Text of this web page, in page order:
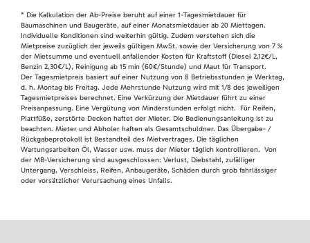
* Die Kalkulation der Ab-Preise beruht auf einer 1-Tagesmietdauer für
Baumaschinen und Baugeräte, auf einer Monatsmietdauer ab 20 Miettagen.
Individuelle Konditionen sind weiterhin gültig. Zudem verstehen sich die
Mietpreise zuzüglich der jeweils gültigen MwSt. sowie der Versicherung von 7 %
der Mietsumme und eventuell anfallender Kosten für Kraftstoff (Diesel 2,12€/L,
Benzin 2,30€/L), Reinigung ab 15 min (60€/Stunde) und Maut für Transport.
Der Tagesmietpreis basiert auf einer Nutzung von 8 Betriebsstunden je Werktag,
d. h. Montag bis Freitag. Jede Mehrstunde Nutzung wird mit 1/8 des jeweiligen
Tagesmietpreises berechnet. Eine Verkürzung der Mietdauer führt zu einer
Preisanpassung. Eine Vergütung von Minderstunden erfolgt nicht. Für Reifen,
Plattfüße, zerstörte Decken haftet der Mieter. Die Bedienungsanleitung ist zu
beachten. Mieter und Abholer haften als Gesamtschuldner. Das Übergabe- /
Rückgabeprotokoll ist Bestandteil des Mietvertrages. Die täglichen
Wartungsarbeiten Öl, Wasser usw. muss der Mieter täglich kontrollieren. Von
der MB-Versicherung sind ausgeschlossen: Verlust, Diebstahl, zufälliger
Untergang, Verschleiss, Reifen, Anbaugeräte, Schäden durch grob fahrlässiger
oder vorsätzlicher Verursachung eines Unfalls.